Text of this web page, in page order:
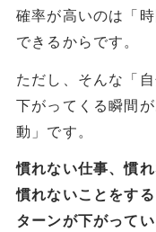
確率が高いのは「
できるからです。
ただし、そんな「
下がってくる瞬間
動」です。
慣れない仕事、慣
慣れないことをす
ターンが下がってい